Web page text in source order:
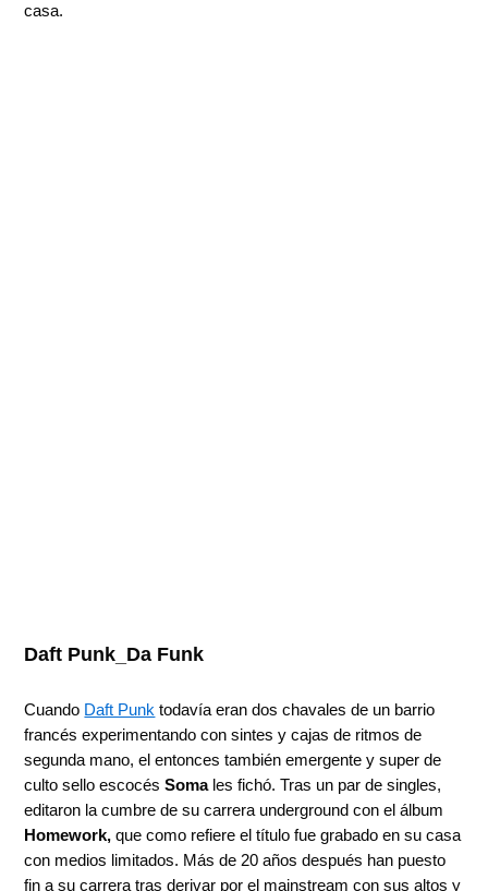
casa.
Daft Punk_Da Funk
Cuando Daft Punk todavía eran dos chavales de un barrio
francés experimentando con sintes y cajas de ritmos de
segunda mano, el entonces también emergente y super de
culto sello escocés Somales fichó. Tras un par de singles,
editaron la cumbre de su carrera underground con el álbum
Homework, que como refiere el título fue grabado en su casa
con medios limitados. Más de 20 años después han puesto
fin a su carrera tras derivar por el mainstream con sus altos y